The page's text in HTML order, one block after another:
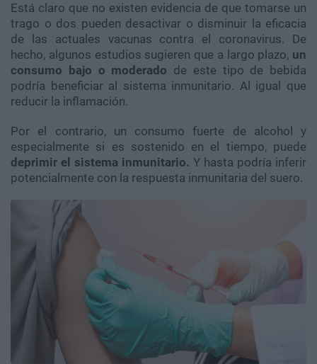
Está claro que no existen evidencia de que tomarse un
trago o dos pueden desactivar o disminuir la eficacia
de las actuales vacunas contra el coronavirus. De
hecho, algunos estudios sugieren que a largo plazo, un
consumo bajo o moderado de este tipo de bebida
podría beneficiar al sistema inmunitario. Al igual que
reducir la inflamación.
Por el contrario, un consumo fuerte de alcohol y
especialmente si es sostenido en el tiempo, puede
deprimir el sistema inmunitario. Y hasta podría inferir
potencialmente con la respuesta inmunitaria del suero.